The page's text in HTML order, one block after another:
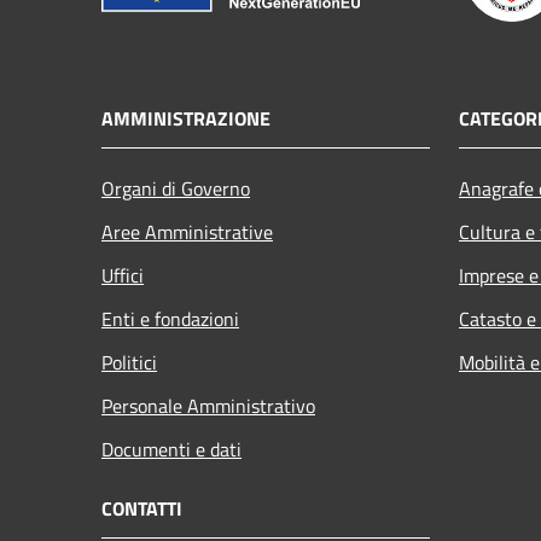
AMMINISTRAZIONE
Organi di Governo
Aree Amministrative
Uffici
Enti e fondazioni
Politici
Personale Amministrativo
Documenti e dati
Cultura
Imprese
Catasto
Mobilità
CONTATTI